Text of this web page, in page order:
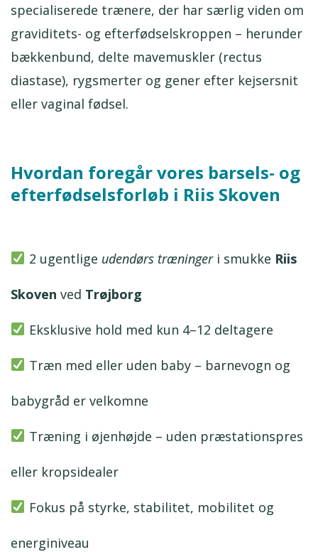
specialiserede trænere, der har særlig viden om
graviditets- og efterfødselskroppen – herunder
bækkenbund, delte mavemuskler (rectus
diastase), rygsmerter og gener efter kejsersnit
eller vaginal fødsel.
Hvordan foregår vores barsels- og
efterfødselsforløb i Riis Skoven
2 ugentlige udendørs træningeri smukke Riis
Skoven ved Trøjborg
Eksklusive hold med kun 4–12 deltagere
Træn med eller uden baby – barnevogn og
babygråd er velkomne
Træning i øjenhøjde – uden præstationspres
eller kropsidealer
Fokus på styrke, stabilitet, mobilitet og
energiniveau